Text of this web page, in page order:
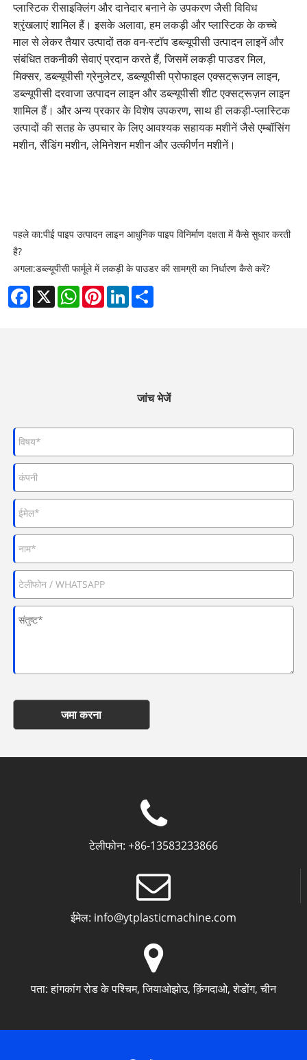
प्लास्टिक रीसाइक्लिंग और दानेदार बनाने के उपकरण जैसी विविध
श्रृंखलाएं शामिल हैं। इसके अलावा, हम लकड़ी और प्लास्टिक के कच्चे
माल से लेकर तैयार उत्पादों तक वन-स्टॉप डब्ल्यूपीसी उत्पादन लाइनें और
संबंधित तकनीकी सेवाएं प्रदान करते हैं, जिसमें लकड़ी पाउडर मिल,
मिक्सर, डब्ल्यूपीसी ग्रेनुलेटर, डब्ल्यूपीसी प्रोफाइल एक्सट्रूज़न लाइन,
डब्ल्यूपीसी दरवाजा उत्पादन लाइन और डब्ल्यूपीसी शीट एक्सट्रूज़न लाइन
शामिल हैं। और अन्य प्रकार के विशेष उपकरण, साथ ही लकड़ी-प्लास्टिक
उत्पादों की सतह के उपचार के लिए आवश्यक सहायक मशीनें जैसे एम्बॉसिंग
मशीन, सैंडिंग मशीन, लेमिनेशन मशीन और उत्कीर्णन मशीनें।
पहले का:पीई पाइप उत्पादन लाइन आधुनिक पाइप विनिर्माण दक्षता में कैसे सुधार करती
है?
अगला:डब्ल्यूपीसी फार्मूले में लकड़ी के पाउडर की सामग्री का निर्धारण कैसे करें?
Facebook
X WhatsAppPinterestLinkedIn
जांच भेजें
जमा करना
टेलीफोन: +86-13583233866
ईमेल: info@ytplasticmachine.com
पता: हांगकांग रोड के पश्चिम, जियाओझोउ, क़िंगदाओ, शेडोंग, चीन